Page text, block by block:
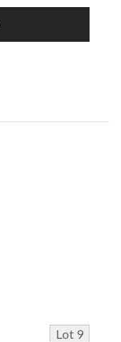
Lot 9